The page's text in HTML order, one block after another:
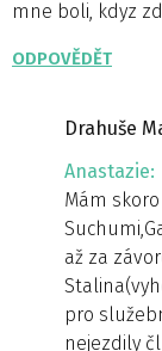
mne boli, kdyz
ODPOVĚDĚT
Drahuše
Anastazie:
Mám
až za
pro
nejezdily